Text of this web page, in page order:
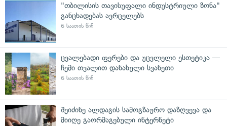
"თბილისის თავისუფალი ინდუსტრიული ზონა"
განცხადებას ავრცელებს
6 საათის წინ
ცვალებადი ფერები და უცვლელი ესთეტიკა —
ჩემი თვალით დანახული სვანეთი
6 საათის წინ
შეიძინე ალდაგის სამოგზაურო დაზღვევა და
მიიღე გაორმაგებული ინტერნეტი